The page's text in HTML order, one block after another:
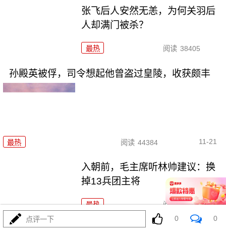
张飞后人安然无恙，为何关羽后
人却满门被杀？
最热 阅读 38405
孙殿英被俘，司令想起他曾盗过皇陵，收获颇丰
最热 阅读 44384 11-21
入朝前，毛主席听林帅建议：换
掉13兵团主将
最热 阅读 45632
阎红彦没军职，不符授衔条件，
点评一下 0 0